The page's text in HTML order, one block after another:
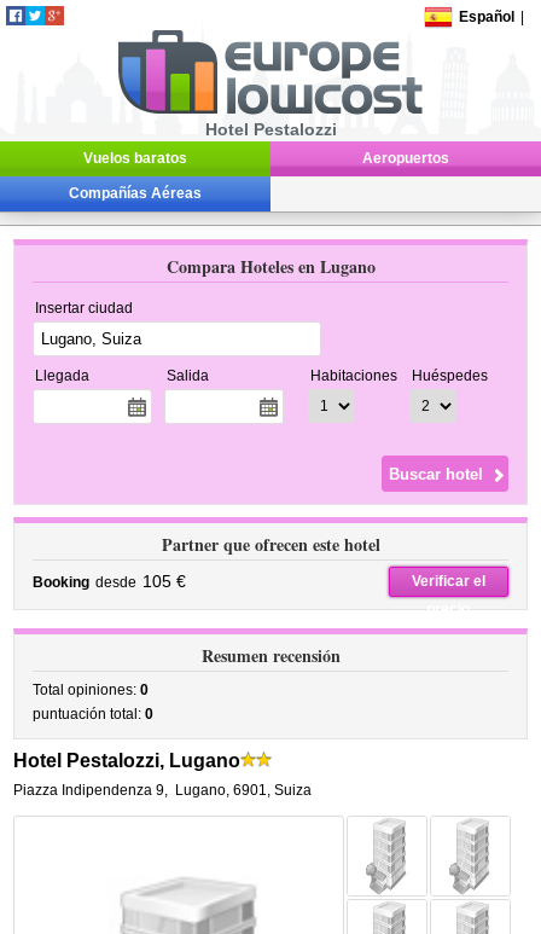
Español
Hotel Pestalozzi
Vuelos baratos Aeropuertos
Compañías Aéreas
Compara Hoteles en Lugano
Insertar ciudad
Llegada Salida Habitaciones Huéspedes
Partner que ofrecen este hotel
Booking desde 105 €
Verificar el
precio
Resumen recensión
Total opiniones:0
puntuación total:0
Hotel Pestalozzi, Lugano
Piazza Indipendenza 9, Lugano,6901, Suiza